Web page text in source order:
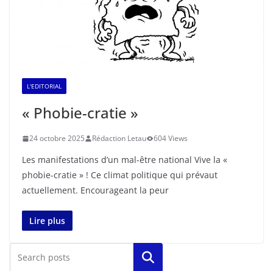
L'EDITORIAL
« Phobie-cratie »
24 octobre 2025 Rédaction Letau 604 Views
Les manifestations d’un mal-être national Vive la «
phobie-cratie » ! Ce climat politique qui prévaut
actuellement. Encourageant la peur
Lire plus
Rechercher